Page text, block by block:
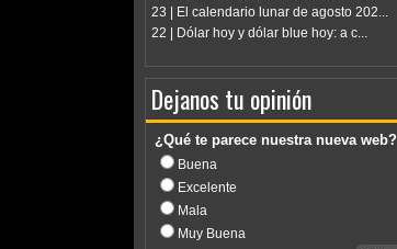
23 | El calendario lunar de agosto 202...
22 | Dólar hoy y dólar blue hoy: a c...
Dejanos tu opinión
¿Qué te parece nuestra nueva web?
Buena
Excelente
Mala
Muy Buena